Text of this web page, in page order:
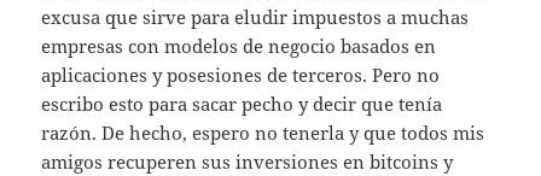
excusa que sirve para eludir impuestos a muchas
empresas con modelos de negocio basados en
aplicaciones y posesiones de terceros. Pero no
escribo esto para sacar pecho y decir que tenía
razón. De hecho, espero no tenerla y que todos mis
amigos recuperen sus inversiones en bitcoins y